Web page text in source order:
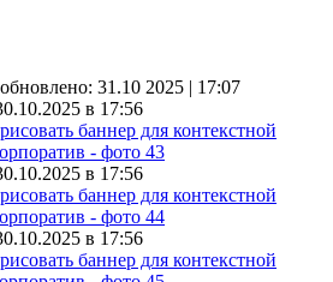
обновлено: 31.10 2025 | 17:07
в 17:56
в 17:56
в 17:56